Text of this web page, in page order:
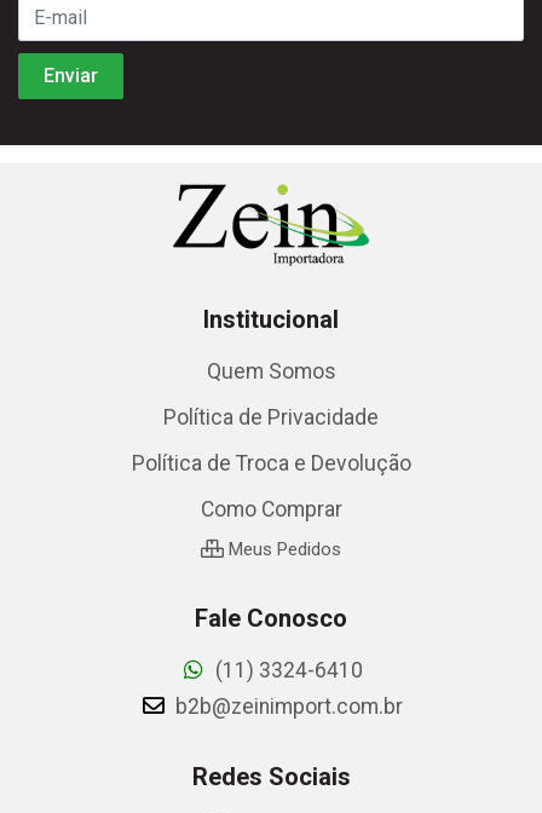
Institucional
Quem Somos
Política de Privacidade
Política de Troca e Devolução
Como Comprar
Meus Pedidos
Fale Conosco
(11) 3324-6410
b2b@zeinimport.com.br
Redes Sociais